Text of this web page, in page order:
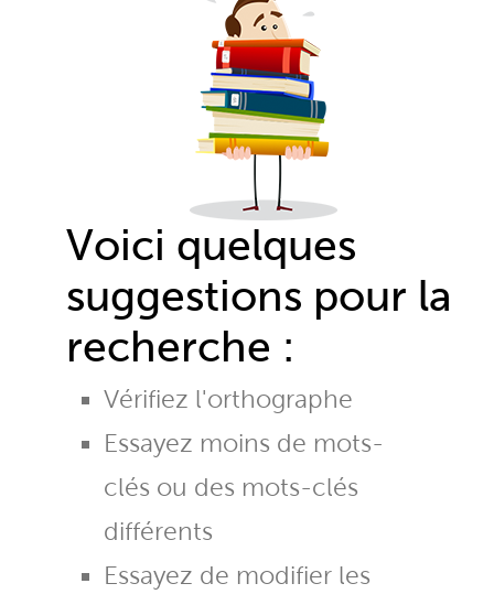
Voici quelques
suggestions pour la
recherche :
Vérifiez l'orthographe
Essayez moins de mots-
clés ou des mots-clés
différents
Essayez de modifier les